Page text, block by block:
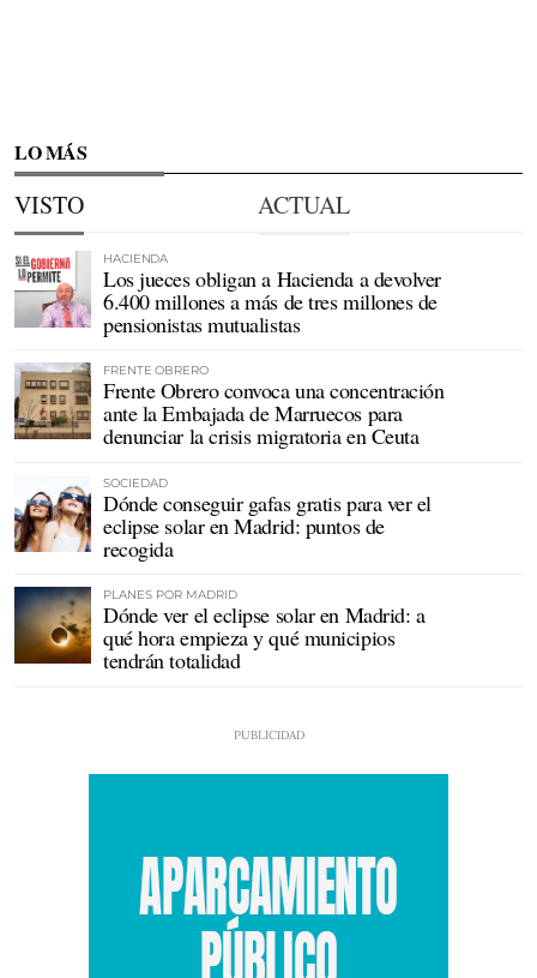
LO MÁS
VISTO ACTUAL
HACIENDA
Los jueces obligan a Hacienda a devolver
6.400 millones a más de tres millones de
pensionistas mutualistas
FRENTE OBRERO
Frente Obrero convoca una concentración
ante la Embajada de Marruecos para
denunciar la crisis migratoria en Ceuta
SOCIEDAD
Dónde conseguir gafas gratis para ver el
eclipse solar en Madrid: puntos de
recogida
PLANES POR MADRID
Dónde ver el eclipse solar en Madrid: a
qué hora empieza y qué municipios
tendrán totalidad